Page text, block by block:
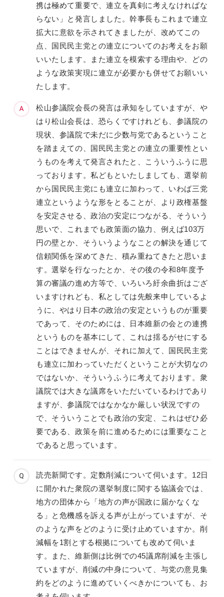
携は極めて重要で、連立を真剣に考えなければな
らない」と発言しました。幹事長もこれまで連立
拡大に意欲を示されてきましたが、改めてこの
点、国民民主党との連立についてのお考えをお願
いいたします。また連立を模索する理由や、どの
ような政策実現に連立が必要かも併せてお願いい
たします。
松山参議院会長の発言は承知をしていますが、や
はり松山会長は、恐らくですけれども、参議院の
現状、参議院で未だに少数与党であるということ
を踏まえての、国民民主党との連立の重要性とい
うものを考えて発言されたと、こういうふうに思
っております。私どもといたしましても、選挙前
から国民民主党にも連立に加わって、いわば三党
連立というような形をとることが、より政権基盤
を安定させる、政治の安定につながる、そういう
思いで、これまでも政策面の協力、例えば103万
円の壁とか、そういうようなことの解決を通じて
信頼関係を深めてきた、積み重ねてきたと思いま
す。選挙を行なったとか、その後の令和8年度予
算の審議の進め方等で、いろいろ紆余曲折はござ
いますけれども、私としては先般来申しているよ
うに、やはり日本の政治の安定というものが重要
であって、そのためには、日本維新の会との連携
というものを基本にして、これは揺るがせにする
ことはできませんが、それに加えて、国民民主党
も連立に加わっていただくということが大切なの
ではないか、そういうふうに考えております。衆
議院では大きな議席をいただいているわけであり
ますが、参議院ではなかなか厳しい状況ですの
で、そういうことでも政治の安定、これはぜひ必
要である、政策を前に進めるためには重要なこと
であると思っています。
読売新聞です。定数削減について伺います。12日
に開かれた衆院の選挙制度に関する協議会では、
地方の団体から「地方の声が国政に届かなくな
る」と危機感を訴える声が上がっていますが、そ
のような声をどのように受け止めていますか。削
減幅を1割とする根拠についても改めて伺いま
す。また、維新側は比例での45議席削減を主張し
ていますが、削減の中身について、与党の意見集
約をどのように進めていくべきかについても、お